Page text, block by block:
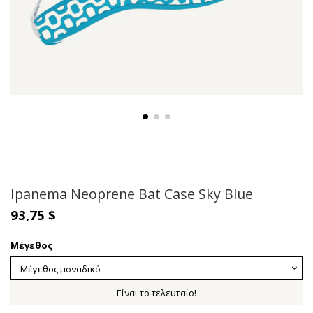
Ipanema Neoprene Bat Case Sky Blue
93,75 $
Μέγεθος
Είναι το τελευταίο!